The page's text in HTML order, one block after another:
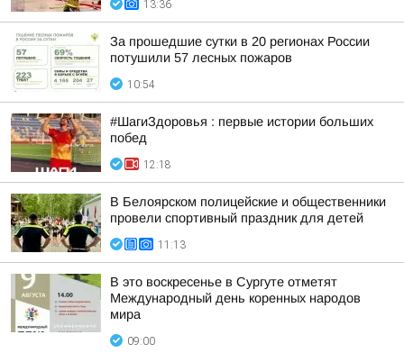
13:36
За прошедшие сутки в 20 регионах России
потушили 57 лесных пожаров
10:54
#ШагиЗдоровья : первые истории больших
побед
12:18
В Белоярском полицейские и общественники
провели спортивный праздник для детей
11:13
В это воскресенье в Сургуте отметят
Международный день коренных народов
мира
09:00